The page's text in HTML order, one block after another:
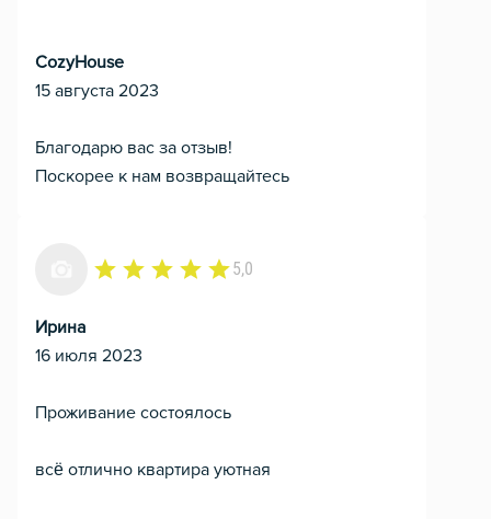
CozyHouse
15 августа 2023
Благодарю вас за отзыв!
Поскорее к нам возвращайтесь
5,0
Ирина
16 июля 2023
Проживание состоялось
всё отлично квартира уютная